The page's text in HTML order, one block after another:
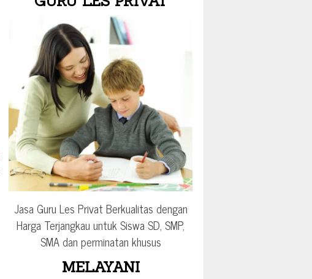
Jasa Guru Les Privat Berkualitas dengan
Harga Terjangkau untuk Siswa SD, SMP,
SMA dan perminatan khusus
MELAYANI